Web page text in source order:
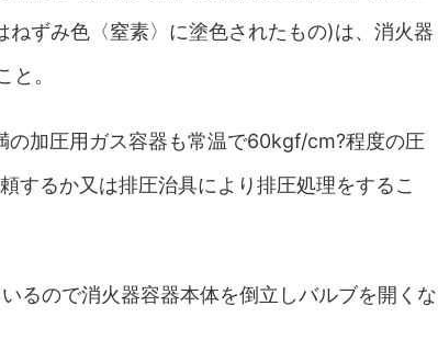
ずみ色〈窒素〉に塗色されたもの)は、消火器
。
加圧用ガス容器も常温で60kgf/cm?程度の圧
するか又は排圧治具により排圧処理をするこ
ので消火器容器本体を倒立しバルブを開くな